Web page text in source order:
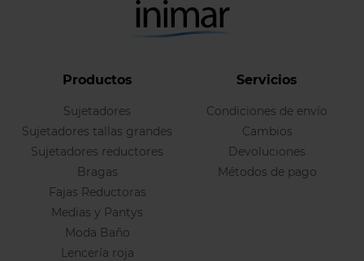
Productos
Sujetadores
Sujetadores tallas grandes
Sujetadores reductores
Bragas
Fajas Reductoras
Medias y Pantys
Moda Baño
Lencería roja
Servicios
Condiciones de envío
Cambios
Devoluciones
Métodos de pago